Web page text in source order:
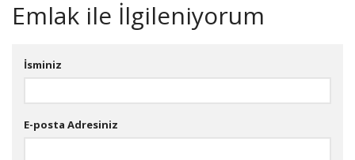
Emlak ile İlgileniyorum
İsminiz
E-posta Adresiniz